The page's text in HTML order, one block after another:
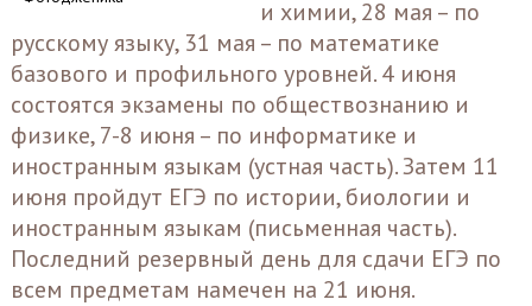
и химии, 28 мая – по
русскому языку, 31 мая – по математике
базового и профильного уровней. 4 июня
состоятся экзамены по обществознанию и
физике, 7-8 июня – по информатике и
иностранным языкам (устная часть). Затем 11
июня пройдут ЕГЭ по истории, биологии и
иностранным языкам (письменная часть).
Последний резервный день для сдачи ЕГЭ по
всем предметам намечен на 21 июня.